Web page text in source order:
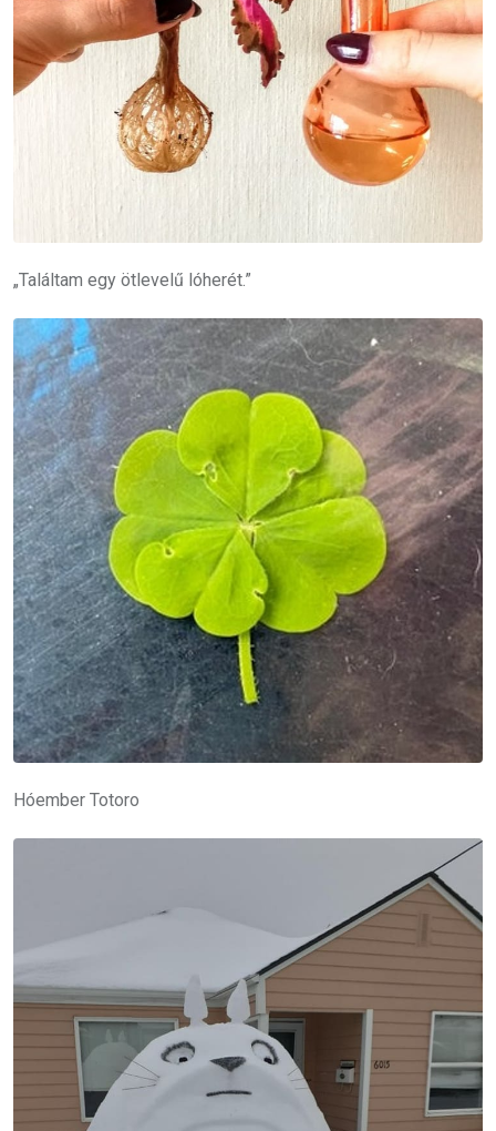
„Találtam egy ötlevelű lóherét.”
Hóember Totoro